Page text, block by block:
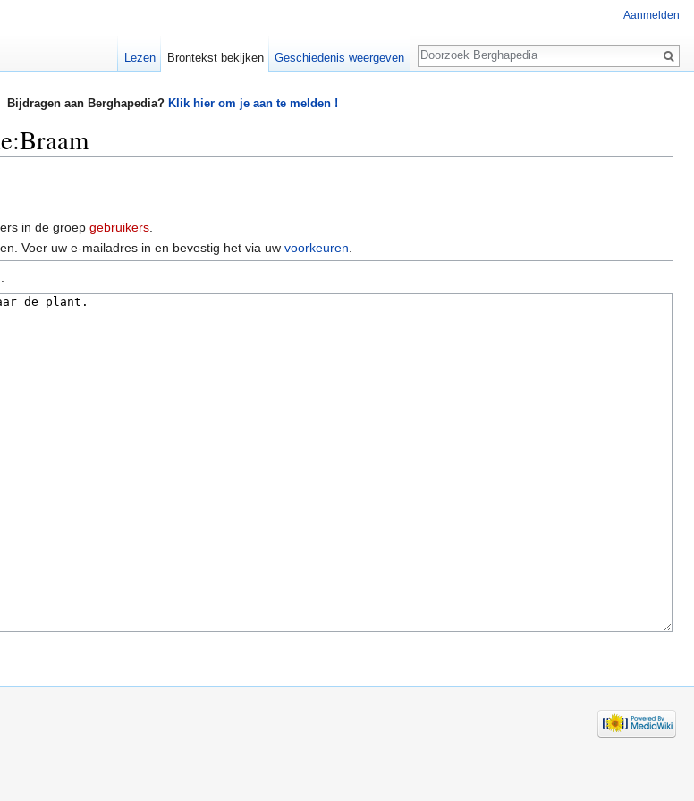
Bijdragen aan Berghapedia? Klik hier om je aan te melden !
in de groepgebruikers
Voer uw e-mailadres in en bevestig het via uwvoorkeuren
Aanmelden
Lezen Brontekst bekijken Geschiedenis weergeven
Zoeken